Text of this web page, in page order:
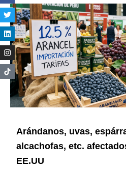
Arándanos, uvas,
alcachofas, etc.
EE.UU